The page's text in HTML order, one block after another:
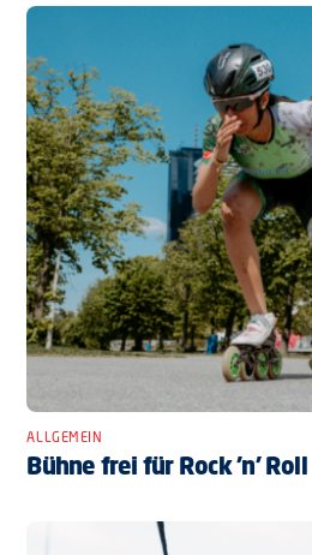
ALLGEMEIN
Bühne frei für Rock ’n’ Roll